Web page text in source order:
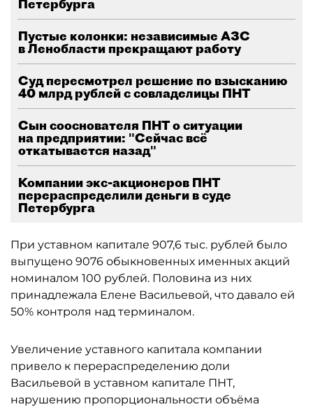
Петербурга
Пустые колонки: независимые АЗС
в Ленобласти прекращают работу
Суд пересмотрел решение по взысканию
40 млрд рублей с совладелицы ПНТ
Сын сооснователя ПНТ о ситуации
на предприятии: "Сейчас всё
откатывается назад"
Компании экс-акционеров ПНТ
перераспределили деньги в суде
Петербурга
При уставном капитале 907,6 тыс. рублей было
выпущено 9076 обыкновенных именных акций
номиналом 100 рублей. Половина из них
принадлежала Елене Васильевой, что давало ей
50% контроля над терминалом.
Увеличение уставного капитала компании
привело к перераспределению доли
Васильевой в уставном капитале ПНТ,
нарушению пропорциональности объёма